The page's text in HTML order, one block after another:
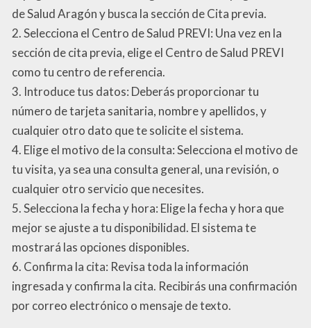
de Salud Aragón y busca la sección de Cita previa.
2. Selecciona el Centro de Salud PREVI: Una vez en la
sección de cita previa, elige el Centro de Salud PREVI
como tu centro de referencia.
3. Introduce tus datos: Deberás proporcionar tu
número de tarjeta sanitaria, nombre y apellidos, y
cualquier otro dato que te solicite el sistema.
4. Elige el motivo de la consulta: Selecciona el motivo de
tu visita, ya sea una consulta general, una revisión, o
cualquier otro servicio que necesites.
5. Selecciona la fecha y hora: Elige la fecha y hora que
mejor se ajuste a tu disponibilidad. El sistema te
mostrará las opciones disponibles.
6. Confirma la cita: Revisa toda la información
ingresada y confirma la cita. Recibirás una confirmación
por correo electrónico o mensaje de texto.